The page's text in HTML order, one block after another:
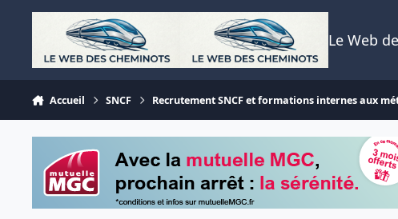
Aller au contenu
Le Web
Accueil SNCF Recrutement SNCF et formations internes aux